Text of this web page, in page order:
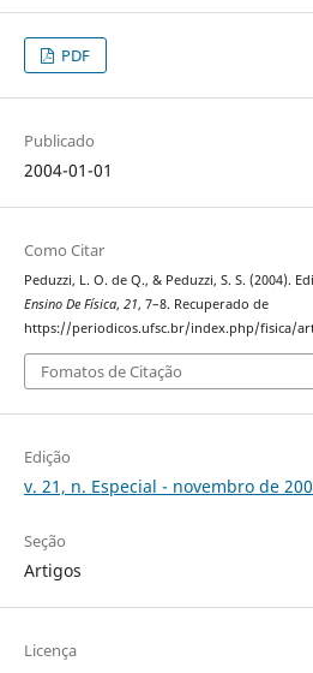
PDF
Publicado
2004-01-01
Como Citar
Peduzzi, L. O. de Q., & Peduzzi, S. S. (2004).
Ensino De Física, 21, 7–8. Recuperado de
https://periodicos.ufsc.br/index.php/fisica/
Fomatos de Citação
Edição
v. 21, n. Especial - novembro de
Seção
Artigos
Licença